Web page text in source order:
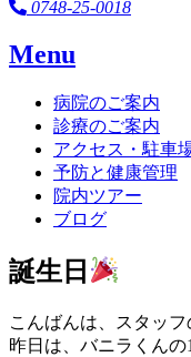
0748-25-0018
Menu
病院のご案内
診療のご案内
アクセス・駐車
予防と健康管理
院内ツアー
ブログ
誕生日
こんばんは、スタッフ
昨日は、バニラくん